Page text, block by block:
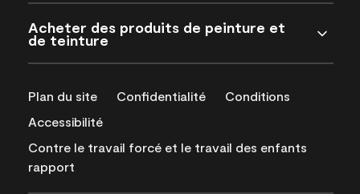
Acheter des produits de peinture et
de teinture
Plan du site Confidentialité
Conditions
Accessibilité
Contre le travail forcé et le travail des enfants
rapport